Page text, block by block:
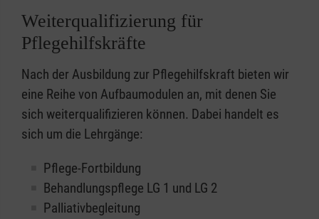
Weiterqualifizierung für
Pflegehilfskräfte
Nach der Ausbildung zur Pflegehilfskraft bieten wir
eine Reihe von Aufbaumodulen an, mit denen Sie
sich weiterqualifizieren können. Dabei handelt es
sich um die Lehrgänge:
Pflege-Fortbildung
Behandlungspflege LG 1 und LG 2
Palliativbegleitung